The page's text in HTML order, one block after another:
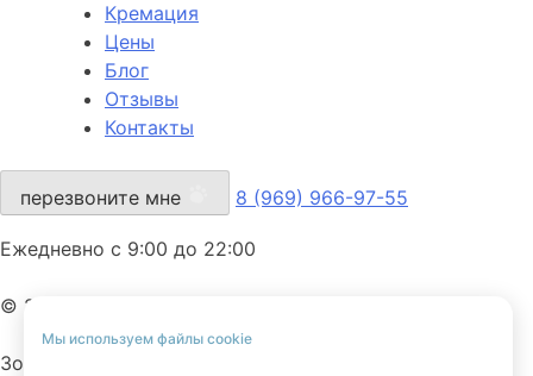
Мы используем файлы cookie
Кремация
Цены
Блог
Отзывы
Контакты
перезвоните мне 8 (969) 966-97-55
Ежедневно с 9:00 до 22:00
© 2025 ЗооАнгел. Все права защищены.
ЗооАнгел — ритуальная служба для домашних